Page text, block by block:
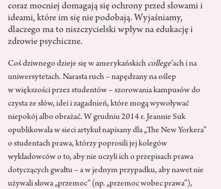
coraz mocniej domagają się ochrony przed słowami i
ideami, które im się nie podobają. Wyjaśniamy,
dlaczego ma to niszczycielski wpływ na edukację i
zdrowie psychiczne.
Coś dziwnego dzieje się w amerykańskich college’ach i na
uniwersytetach. Narasta ruch – napędzany na oślep
w większości przez studentów – szorowania kampusów do
czysta ze słów, idei i zagadnień, które mogą wywoływać
niepokój albo obrażać. W grudniu 2014 r. Jeannie Suk
opublikowała w sieci artykuł napisany dla „The New Yorkera”
o studentach prawa, którzy poprosili jej kolegów
wykładowców o to, aby nie uczyli ich o przepisach prawa
dotyczących gwałtu – a w jednym przypadku, aby nawet nie
używali słowa „przemoc” (np. „przemoc wobec prawa”),